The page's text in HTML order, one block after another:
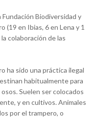
Biodiversidad y
(19 en Ibias, 6 en Lena y 1
colaboración de las
ha sido una práctica ilegal
habitualmente para
Suelen ser colocados
y en cultivos. Animales
por el trampero, o